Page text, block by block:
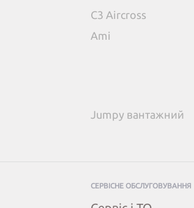
C3 Aircross
Ami
Jumpy вантажний
СЕРВІСНЕ ОБСЛУГОВУВАННЯ